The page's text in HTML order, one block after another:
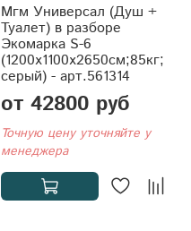
Мгм Универсал (Душ +
Туалет) в разборе
Экомарка S-6
(1200x1100x2650см;85кг;
серый) - арт.561314
от 42800 руб
Точную цену уточняйте у
менеджера